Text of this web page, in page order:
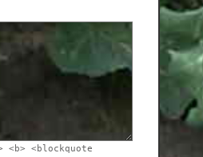
<blockquote